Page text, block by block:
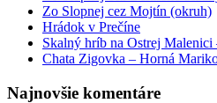
Zo Slopnej cez Mojtín (okruh)
Hrádok v Prečíne
Skalný hríb na Ostrej
Chata Zigovka – Horná
Najnovšie komentáre